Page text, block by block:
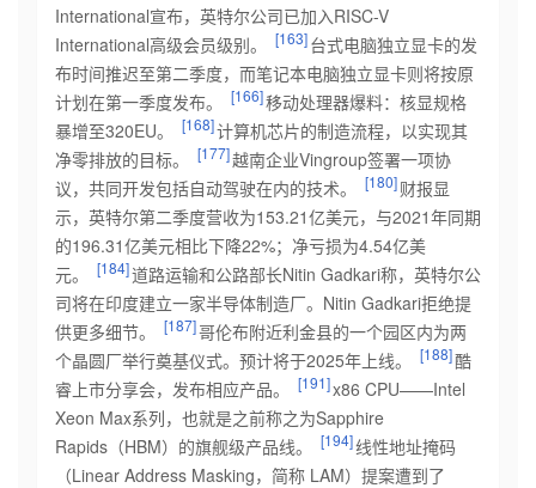
International宣布，英特尔公司已加入RISC-V
International高级会员级别。
[163]台式电脑独立显卡的发
布时间推迟至第二季度，而笔记本电脑独立显卡则将按原
计划在第一季度发布。
[166]移动处理器爆料：核显规格
暴增至320EU。 [168]计算机芯片的制造流程，以实现其
净零排放的目标。
[177]越南企业Vingroup签署一项协
议，共同开发包括自动驾驶在内的技术。
[180]财报显
示，英特尔第二季度营收为153.21亿美元，与2021年同期
的196.31亿美元相比下降22%；净亏损为4.54亿美
元。
[184]道路运输和公路部长Nitin Gadkari称，英特尔公
司将在印度建立一家半导体制造厂。Nitin Gadkari拒绝提
供更多细节。
[187]哥伦布附近利金县的一个园区内为两
个晶圆厂举行奠基仪式。预计将于2025年上线。
[188]酷
睿上市分享会，发布相应产品。
[191]x86 CPU——Intel
Xeon Max系列，也就是之前称之为Sapphire
Rapids（HBM）的旗舰级产品线。 [194]线性地址掩码
（Linear Address Masking，简称 LAM）提案遭到了